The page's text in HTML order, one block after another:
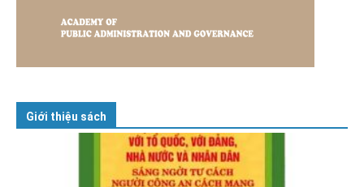
Giới thiệu sách